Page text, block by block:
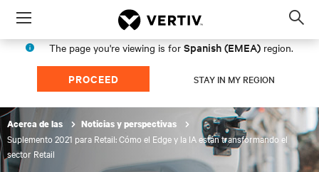
Menu
The page you're viewing is for Spanish (EMEA) region.
PROCEED STAY IN MY REGION
Acerca de las Noticias y perspectivas
Suplemento 2021 para Retail: Cómo el Edge y la IA están transformando el
sector Retail